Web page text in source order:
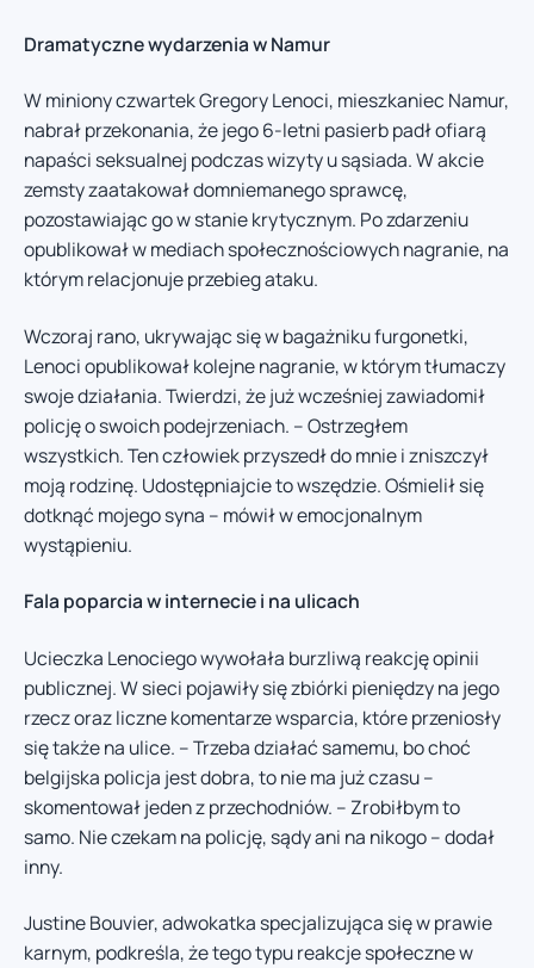
Dramatyczne wydarzenia w Namur
W miniony czwartek Gregory Lenoci, mieszkaniec Namur,
nabrał przekonania, że jego 6-letni pasierb padł ofiarą
napaści seksualnej podczas wizyty u sąsiada. W akcie
zemsty zaatakował domniemanego sprawcę,
pozostawiając go w stanie krytycznym. Po zdarzeniu
opublikował w mediach społecznościowych nagranie, na
którym relacjonuje przebieg ataku.
Wczoraj rano, ukrywając się w bagażniku furgonetki,
Lenoci opublikował kolejne nagranie, w którym tłumaczy
swoje działania. Twierdzi, że już wcześniej zawiadomił
policję o swoich podejrzeniach. – Ostrzegłem
wszystkich. Ten człowiek przyszedł do mnie i zniszczył
moją rodzinę. Udostępniajcie to wszędzie. Ośmielił się
dotknąć mojego syna – mówił w emocjonalnym
wystąpieniu.
Fala poparcia w internecie i na ulicach
Ucieczka Lenociego wywołała burzliwą reakcję opinii
publicznej. W sieci pojawiły się zbiórki pieniędzy na jego
rzecz oraz liczne komentarze wsparcia, które przeniosły
się także na ulice. – Trzeba działać samemu, bo choć
belgijska policja jest dobra, to nie ma już czasu –
skomentował jeden z przechodniów. – Zrobiłbym to
samo. Nie czekam na policję, sądy ani na nikogo – dodał
inny.
Justine Bouvier, adwokatka specjalizująca się w prawie
karnym, podkreśla, że tego typu reakcje społeczne w